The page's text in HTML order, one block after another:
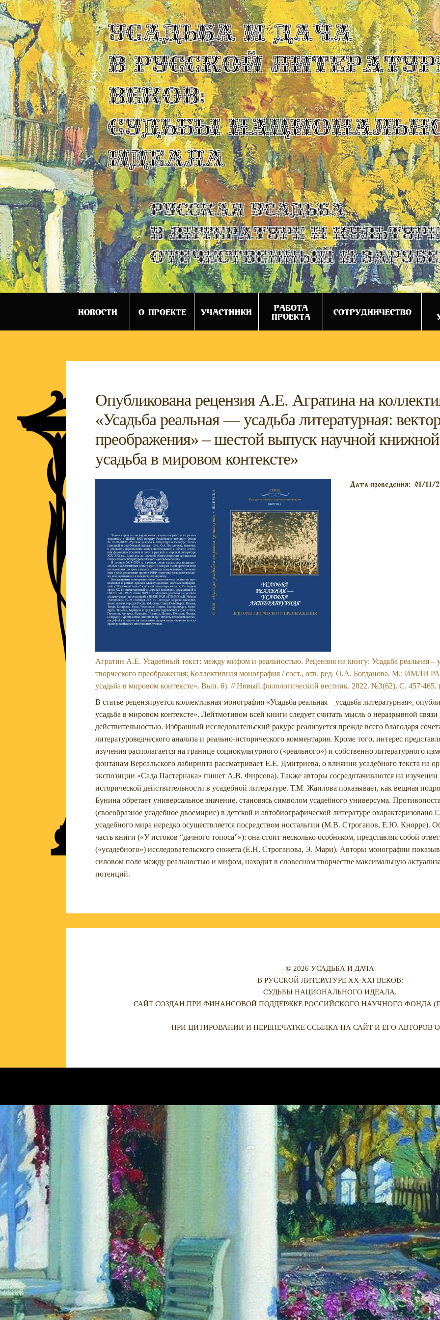
УСАДЬБА И ДАЧА
В РУССКОЙ
ВЕКОВ:
СУДЬБЫ
ИДЕАЛА
Русская усадьба
в литературе и
отечественный и
НОВОСТИ О ПРОЕКТЕ УЧАСТНИКИ
РАБОТА
ПРОЕКТА
СОТРУДНИЧЕСТВО
Опубликована рецензия А.Е. Агратина на
«Усадьба реальная — усадьба литературная:
преображения» – шестой выпуск научной книжной
усадьба в мировом контексте»
Дата проведения: 01/11/
Агратин А.Е. Усадебный текст: между мифом и реальностью. Рецензия на книгу: Усадьба реальная –
творческого преображения: Коллективная монография / сост., отв. ред. О.А. Богданова. М.: ИМЛИ
усадьба в мировом контексте». Вып. 6). // Новый филологический вестник. 2022. №3(62). С. 457-
В статье рецензируется коллективная монография «Усадьба реальная – усадьба литературная»,
усадьба в мировом контексте». Лейтмотивом всей книги следует считать мысль о неразрывной связи
действительностью. Избранный исследовательский ракурс реализуется прежде всего благодаря
литературоведческого анализа и реально-исторического комментария. Кроме того, интерес
изучения располагается на границе социокультурного («реального») и собственно литературного
фонтанам Версальского лабиринта рассматривает Е.Е. Дмитриева, о влиянии усадебного текста на
экспозиции «Сада Пастернака» пишет А.В. Фирсова). Также авторы сосредотачиваются на
исторической действительности в усадебной литературе. Т.М. Жаплова показывает, как вещная
Бунина обретает универсальное значение, становясь символом усадебного универсума.
(своеобразное усадебное двоемирие) в детской и автобиографической литературе
усадебного мира нередко осуществляется посредством ностальгии (М.В. Строганов, Е.Ю. Кнорре).
часть книги («У истоков “дачного топоса”»): она стоит несколько особняком, представляя собой
(«усадебного») исследовательского сюжета (Е.Н. Строганова, Э. Мари). Авторы монографии
силовом поле между реальностью и мифом, находит в словесном творчестве максимальную
потенций.
© 2026 УСАДЬБА И ДАЧА
В РУССКОЙ ЛИТЕРАТУРЕ XX-XXI ВЕКОВ:
СУДЬБЫ НАЦИОНАЛЬНОГО ИДЕАЛА.
САЙТ СОЗДАН ПРИ ФИНАНСОВОЙ ПОДДЕРЖКЕ РОССИЙСКОГО НАУЧНОГО ФОНДА
ПРИ ЦИТИРОВАНИИ И ПЕРЕПЕЧАТКЕ ССЫЛКА НА САЙТ И ЕГО АВТОРОВ